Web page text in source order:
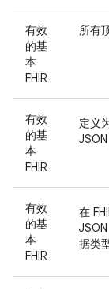
有效
的基
本
FHIR
所有
有效
的基
本
FHIR
定义
JSON
有效
的基
本
FHIR
在
JSON
据类